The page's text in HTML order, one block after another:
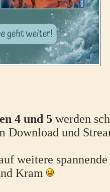
4 und 5 werden
Download und
weitere
Kram